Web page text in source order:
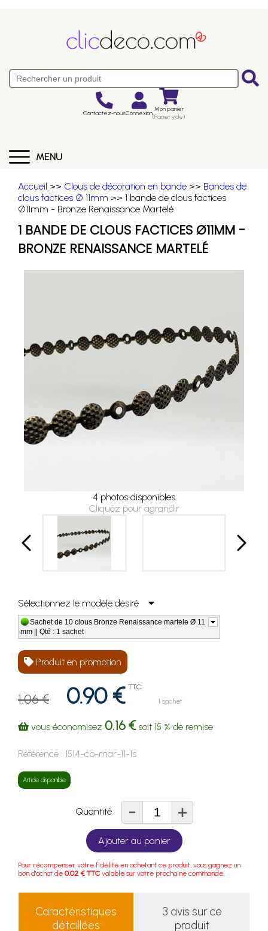
Contactez-nousConnexion Mon panier
(Panier vide)
MENU
Accueil >> Clous de décoration en bande >> Bandes de
clous factices Ø 11mm >> 1 bande de clous factices
Ø11mm - Bronze Renaissance Martelé
1 BANDE DE CLOUS FACTICES Ø11MM -
BRONZE RENAISSANCE MARTELÉ
4 photos disponibles
Cliquez pour agrandir
Sélectionnez le modèle désiré
Sachet de 10 clous Bronze Renaissance martele Ø 11
mm || Qté : 1 sachet
Produit en promotion
1.06 € 0.90 € TTC
1 sachet
vous économisez 0.16 €soit 15 % de remise
Référence : 1514-cb-mar-11-1s
Article disponible
Quantité - +
Ajouter au panier
Pour récompenser votre fidélité en achetant ce produit, vous gagnez un
bon d'achat de 0.02 € TTC valable sur votre prochaine commande.
Caractéristiques
détaillées
3 avis sur ce
produit